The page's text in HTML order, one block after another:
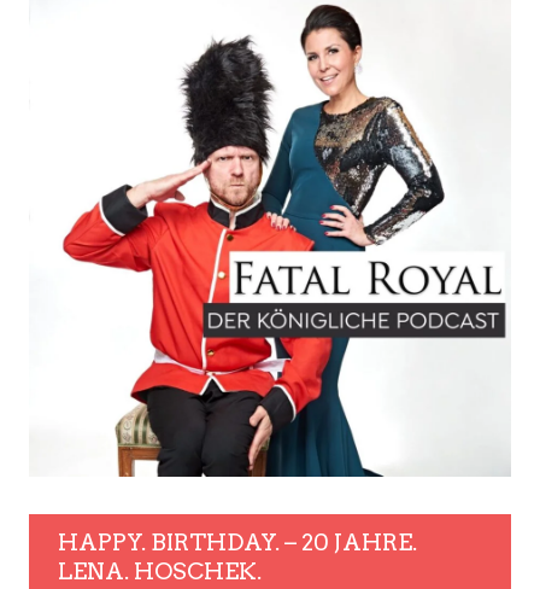
HAPPY. BIRTHDAY. – 20 JAHRE.
LENA. HOSCHEK.